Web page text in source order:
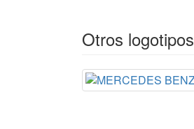
Otros logotipos